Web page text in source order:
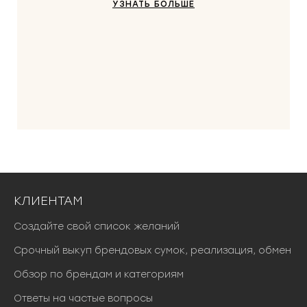
УЗНАТЬ БОЛЬШЕ
КЛИЕНТАМ
Создайте свой список желаний
Срочный выкуп брендовых сумок, реализация, обмен
Обзор по брендам и категориям
Ответы на частые вопросы